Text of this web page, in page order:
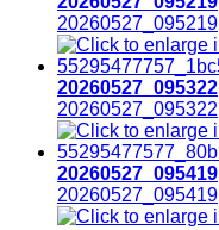
20260527_095219
20260527_095322
20260527_095322
20260527_095419
20260527_095419